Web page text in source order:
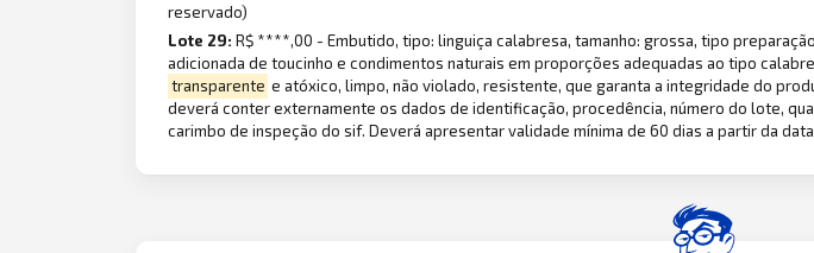
reservado)
Lote 29:R$ ****,00 - Embutido, tipo: linguiça calabresa, tamanho: grossa, tipo
adicionada de toucinho e condimentos naturais em proporções adequadas ao tipo
transparente e atóxico, limpo, não violado, resistente, que garanta a integridade do
deverá conter externamente os dados de identificação, procedência, número do lote,
carimbo de inspeção do sif. Deverá apresentar validade mínima de 60 dias a partir da